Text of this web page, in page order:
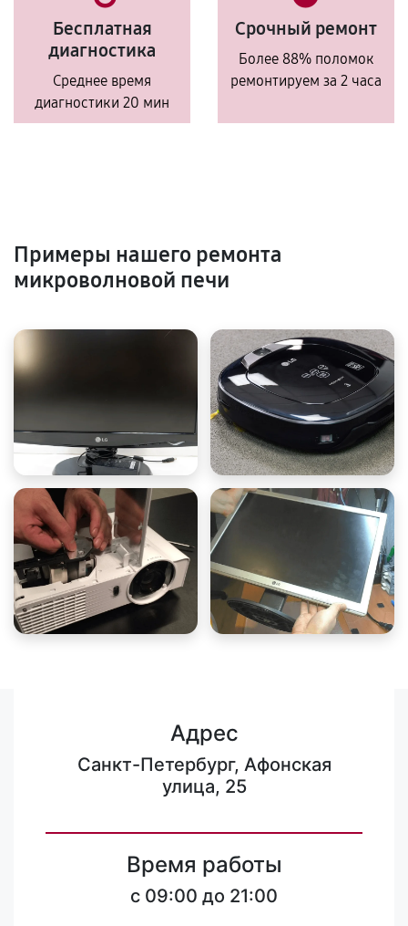
Бесплатная
диагностика
Среднее время
диагностики 20 мин
Срочный ремонт
Более 88% поломок
ремонтируем за 2 часа
Примеры нашего ремонта
микроволновой печи
Адрес
Санкт-Петербург, Афонская
улица, 25
Время работы
c 09:00 до 21:00